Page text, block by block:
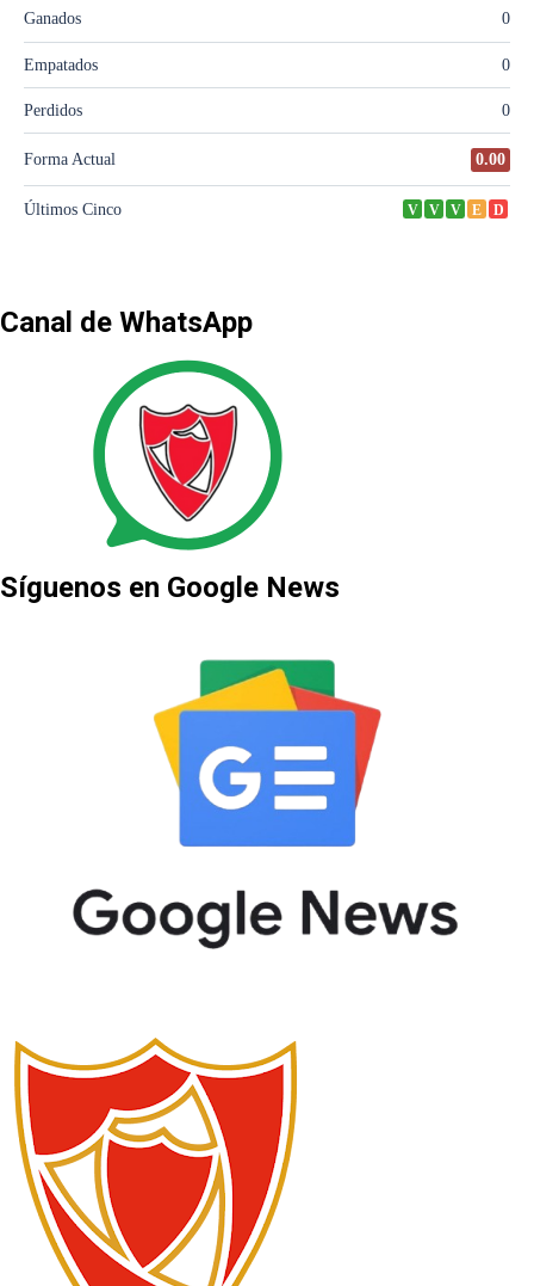
Canal de WhatsApp
Síguenos en Google News